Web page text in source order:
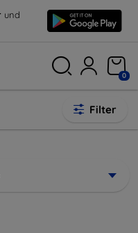
und
0
Filter